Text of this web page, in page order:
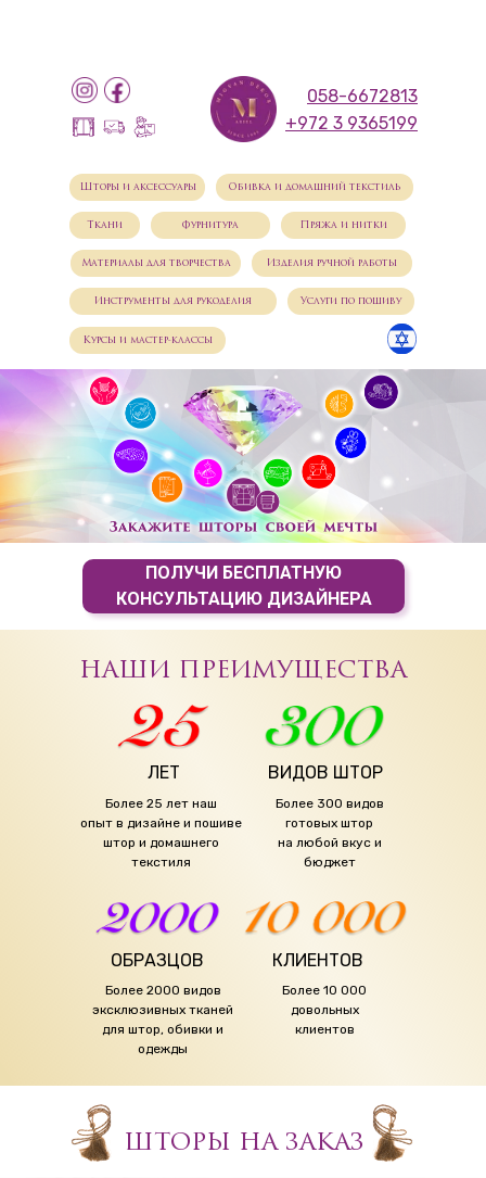
+972 3 9365199
058-6672813
Шторы и аксессуары
Ткани Пряжа и нитки
Фурнитура
Материалы для творчества
Услуги по пошиву
Курсы и мастер-классы
Инструменты для рукоделия
Обивка и домашний текстиль
Изделия ручной работы
ПОЛУЧИ БЕСПЛАТНУЮ
КОНСУЛЬТАЦИЮ ДИЗАЙНЕРА
НАШИ ПРЕИМУЩЕСТВА
ОБРАЗЦОВ КЛИЕНТОВ
ВИДОВ ШТОР
ЛЕТ
Более 25 лет наш
опыт в дизайне и пошиве
штор и домашнего
текстиля
Более 2000 видов
эксклюзивных тканей
для штор, обивки и
одежды
Более 10 000
довольных
клиентов
Более 300 видов
готовых штор
на любой вкус и
бюджет
ШТОРЫ НА ЗАКАЗ